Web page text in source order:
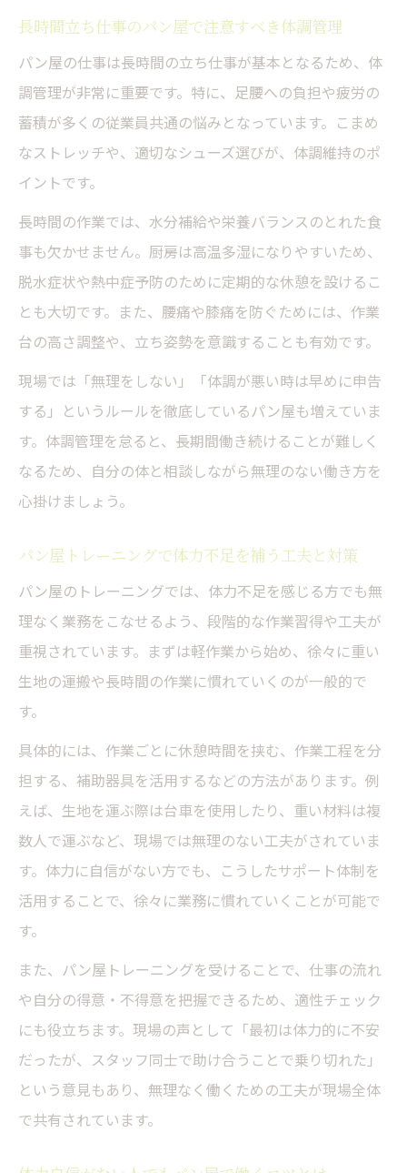
長時間立ち仕事のパン屋で注意すべき体調管理
パン屋の仕事は長時間の立ち仕事が基本となるため、体
調管理が非常に重要です。特に、足腰への負担や疲労の
蓄積が多くの従業員共通の悩みとなっています。こまめ
なストレッチや、適切なシューズ選びが、体調維持のポ
イントです。
長時間の作業では、水分補給や栄養バランスのとれた食
事も欠かせません。厨房は高温多湿になりやすいため、
脱水症状や熱中症予防のために定期的な休憩を設けるこ
とも大切です。また、腰痛や膝痛を防ぐためには、作業
台の高さ調整や、立ち姿勢を意識することも有効です。
現場では「無理をしない」「体調が悪い時は早めに申告
する」というルールを徹底しているパン屋も増えていま
す。体調管理を怠ると、長期間働き続けることが難しく
なるため、自分の体と相談しながら無理のない働き方を
心掛けましょう。
パン屋トレーニングで体力不足を補う工夫と対策
パン屋のトレーニングでは、体力不足を感じる方でも無
理なく業務をこなせるよう、段階的な作業習得や工夫が
重視されています。まずは軽作業から始め、徐々に重い
生地の運搬や長時間の作業に慣れていくのが一般的で
す。
具体的には、作業ごとに休憩時間を挟む、作業工程を分
担する、補助器具を活用するなどの方法があります。例
えば、生地を運ぶ際は台車を使用したり、重い材料は複
数人で運ぶなど、現場では無理のない工夫がされていま
す。体力に自信がない方でも、こうしたサポート体制を
活用することで、徐々に業務に慣れていくことが可能で
す。
また、パン屋トレーニングを受けることで、仕事の流れ
や自分の得意・不得意を把握できるため、適性チェック
にも役立ちます。現場の声として「最初は体力的に不安
だったが、スタッフ同士で助け合うことで乗り切れた」
という意見もあり、無理なく働くための工夫が現場全体
で共有されています。